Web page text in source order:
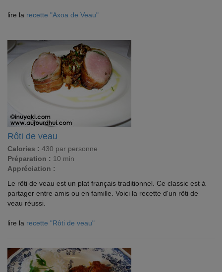
lire la recette "Axoa de Veau"
Rôti de veau
Calories : 430 par personne
Préparation : 10 min
Appréciation :
Le rôti de veau est un plat français traditionnel. Ce classic est à
partager entre amis ou en famille. Voici la recette d'un rôti de
veau réussi.
lire la recette "Rôti de veau"